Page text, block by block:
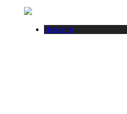
Новости